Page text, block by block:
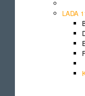
LADA